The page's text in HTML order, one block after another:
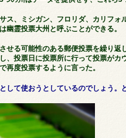
ス、ミシガン、フロリダ、カリフォ
幽霊投票大州と呼ぶことができる。
せる可能性のある郵便投票を繰り返
、投票日に投票所に行って投票がカ
再度投票するように言った。
して使おうとしているのでしょう。